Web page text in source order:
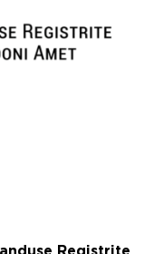
Registrite